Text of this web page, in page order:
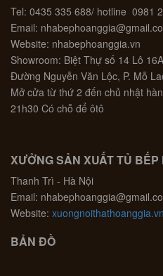
Tel: 0435 335 688/ hotline 0981
Email:
Website: nhabephoanggia.vn
Showroom: Biệt Thự số 14 Lô
Đường Nguyễn Văn Lộc, P. Mỗ
Mở cửa từ thứ 2 đến chủ nhật
21h30 Có chỗ để ôtô
XƯỞNG SẢN XUẤT TỦ BẾP
Thanh Trì - Hà Nội
Email:
Website: xuongnoithathoanggia.vn
BẢN ĐỒ